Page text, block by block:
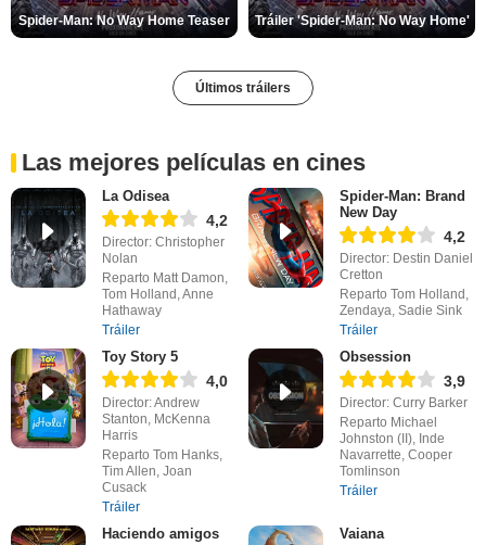
Spider-Man: No Way Home Teaser Tráiler 'Spider-Man: No Way Home'
Últimos tráilers
Las mejores películas en cines
La Odisea
4,2
Director: Christopher
Nolan
Reparto Matt Damon,
Tom Holland, Anne
Hathaway
Tráiler
Spider-Man: Brand
New Day
4,2
Director: Destin Daniel
Cretton
Reparto Tom Holland,
Zendaya, Sadie Sink
Tráiler
Toy Story 5
4,0
Director: Andrew
Stanton, McKenna
Harris
Reparto Tom Hanks,
Tim Allen, Joan
Cusack
Tráiler
Obsession
3,9
Director: Curry Barker
Reparto Michael
Johnston (II), Inde
Navarrette, Cooper
Tomlinson
Tráiler
Haciendo amigos Vaiana